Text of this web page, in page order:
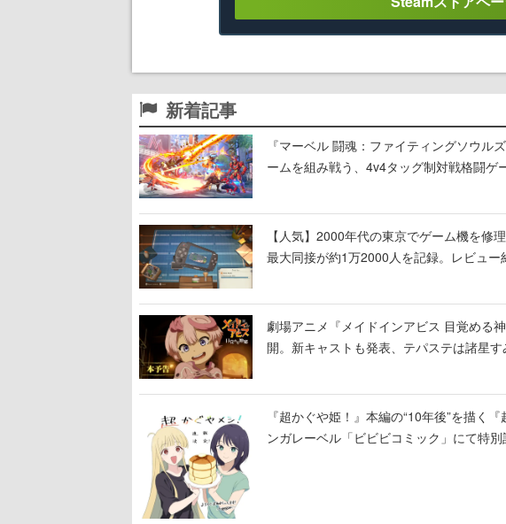
新着記事
『マーベル 闘魂：ファイティングソウル
ームを組み戦う、4v4タッグ制対戦格闘ゲ
【人気】2000年代の東京でゲーム機を修
最大同接が約1万2000人を記録。レビュ
劇場アニメ『メイドインアビス 目覚める
開。新キャストも発表、テパステは諸星
『超かぐや姫！』本編の“10年後”を描く
ンガレーベル「ビビビコミック」にて特